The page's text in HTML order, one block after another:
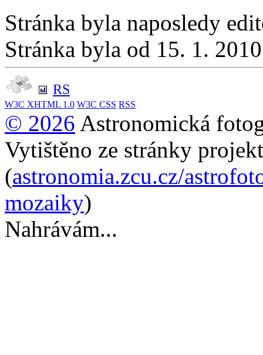
Stránka byla naposledy
Stránka byla od 15. 1.
RS
W3C XHTML 1.0 W3C CSS RSS
© 2026 Astronomická
Vytištěno ze stránky
(astronomia.zcu.cz/
mozaiky)
Nahrávám...